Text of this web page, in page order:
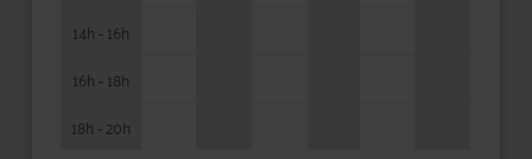
14h - 16h
16h - 18h
18h - 20h